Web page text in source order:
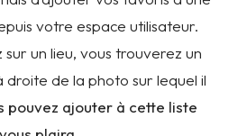
votre espace utilisateur.
un lieu, vous trouverez un
de la photo sur lequel il
pouvez ajouter à cette liste